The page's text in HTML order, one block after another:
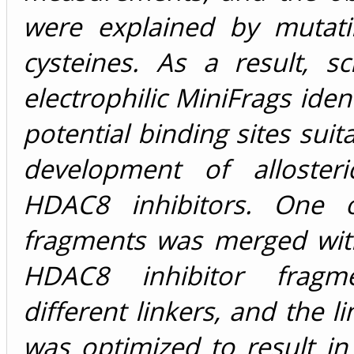
were explained by
cysteines. As a result,
electrophilic MiniFrags
potential binding sites
development of
HDAC8 inhibitors.
fragments was merged
HDAC8 inhibitor
different linkers, and the
was optimized to result